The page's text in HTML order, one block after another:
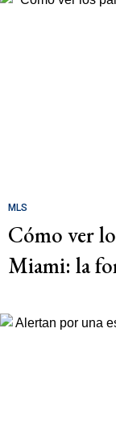
MLS
Cómo ver
Miami: la